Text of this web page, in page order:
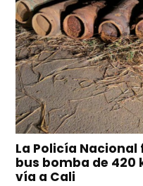
La Policía
bus bomba de 420
vía a Cali